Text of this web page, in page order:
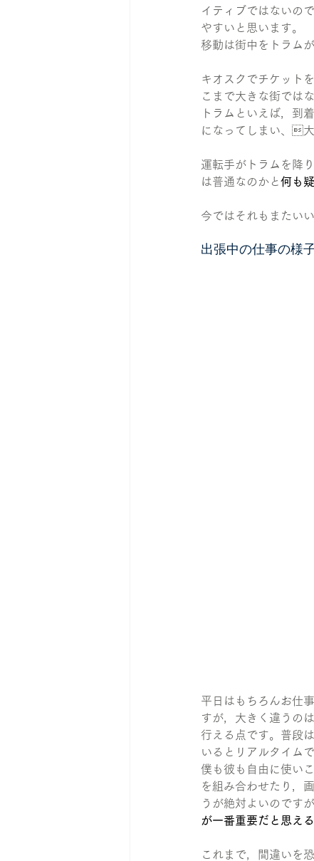
イティブではないの
やすいと思います。
移動は街中をトラム
キオスクでチケット
こまで大きな街では
トラムといえば，到
になってしまい、
運転手がトラムを降
は普通なのかと 何も
今ではそれもまたい
出張中の仕事の様
平日はもちろんお仕
すが，大きく違うの
行える点です。普段
いるとリアルタイム
僕も彼も自由に使い
を組み合わせたり，
うが絶対よいのです
が一番重要だと思え
これまで，間違いを